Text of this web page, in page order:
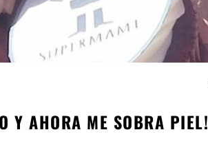
Y AHORA ME SOBRA PIEL!